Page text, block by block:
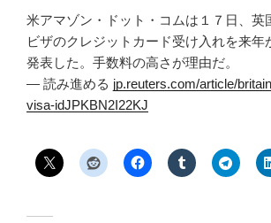
米アマゾン・ドット・コムは１７日、英
ビザのクレジットカード受け入れを来年
発表した。手数料の高さが理由だ。
— 読み進める jp.reuters.com/article/
visa-idJPKBN2I22KJ